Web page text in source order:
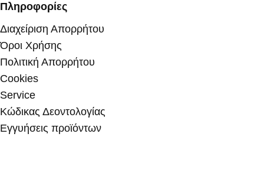
Πληροφορίες
Διαχείριση Απορρήτου
Όροι Χρήσης
Πολιτική Απορρήτου
Cookies
Service
Κώδικας Δεοντολογίας
Εγγυήσεις προϊόντων